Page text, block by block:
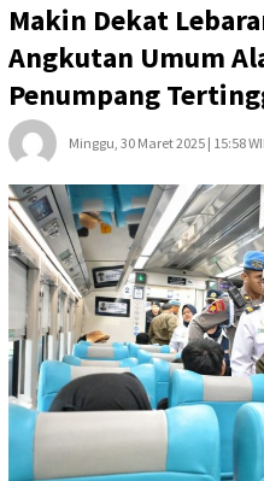
Makin Dekat
Angkutan Umum
Penumpang
Minggu, 30 Maret 2025 | 15:58